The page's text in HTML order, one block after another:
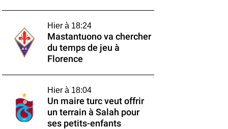
Hier à 18:24
Mastantuono va chercher
du temps de jeu à
Florence
Hier à 18:04
Un maire turc veut offrir
un terrain à Salah pour
ses petits-enfants